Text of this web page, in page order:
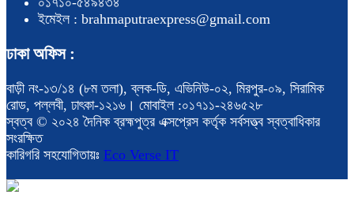
ইমেইল : brahmaputraexpress@gmail.com
ঢাকা অফিস :
বাড়ী নং-১৩/১৪ (৮ম তলা), ব্লক-ডি, এভিনিউ-০২, মিরপুর-০৯, সিরামিক
রোড, পল্লবী, ঢাৎকা-১২১৬। মোবাইল :০১৭১১-২৪৬৫২৮
স্বত্ব © ২০২৪ দৈনিক ব্রহ্মপুত্র এক্সপ্রেস কর্তৃক সর্বসত্ত্ব স্বত্বাধিকার
সংরক্ষিত
কারিগরি সহযোগিতায়ঃ Eco Verse IT